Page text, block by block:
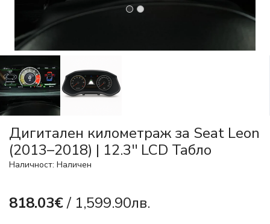
Дигитален километраж за Seat Leon
(2013–2018) | 12.3'' LCD Табло
Наличност: Наличен
818.03€/ 1,599.90лв.